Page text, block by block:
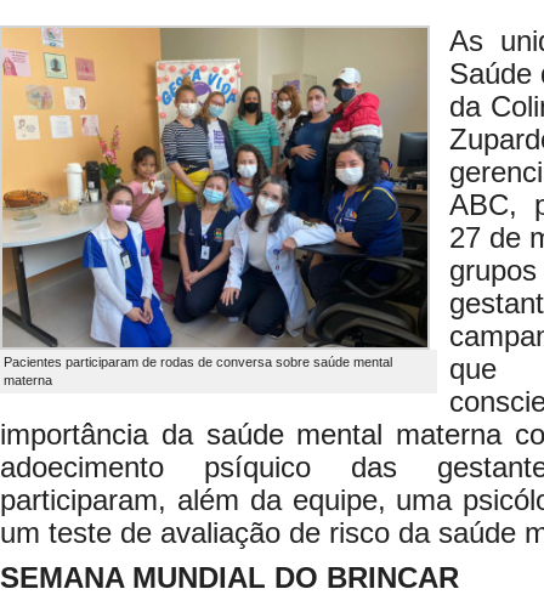
Pacientes participaram de rodas de conversa sobre saúde mental
materna
As
Saúde
da
ABC,
27 de
que
importância da saúde mental materna
adoecimento psíquico das
participaram, além da equipe, uma
um teste de avaliação de risco da saúde
SEMANA MUNDIAL DO BRINCAR